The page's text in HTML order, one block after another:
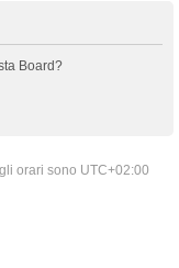
Board?
orari sono UTC+02:00